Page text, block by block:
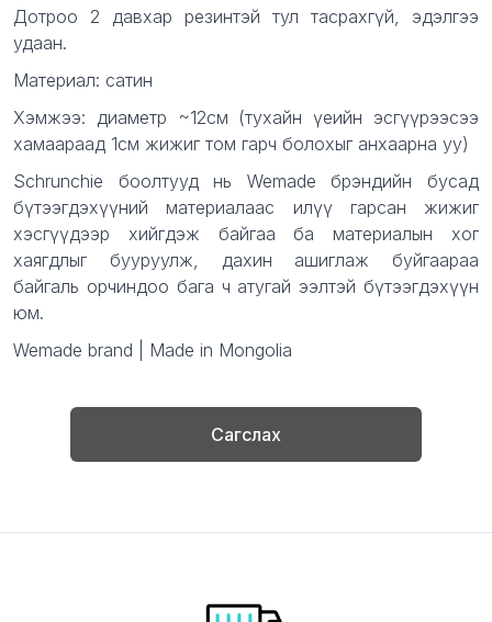
Дотроо 2 давхар резинтэй тул тасрахгүй, эдэлгээ
удаан.
Материал: сатин
Хэмжээ: диаметр ~12см (тухайн үеийн эсгүүрээсээ
хамаараад 1см жижиг том гарч болохыг анхаарна уу)
Schrunchie боолтууд нь Wemade брэндийн бусад
бүтээгдэхүүний материалаас илүү гарсан жижиг
хэсгүүдээр хийгдэж байгаа ба материалын хог
хаягдлыг бууруулж, дахин ашиглаж буйгаараа
байгаль орчиндоо бага ч атугай ээлтэй бүтээгдэхүүн
юм.
Wemade brand | Made in Mongolia
Сагслах